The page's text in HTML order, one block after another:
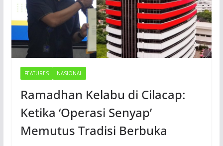
FEATURES NASIONAL
Ramadhan Kelabu di Cilacap:
Ketika ‘Operasi Senyap’
Memutus Tradisi Berbuka